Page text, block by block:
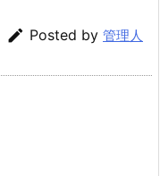
 Posted by 管理人